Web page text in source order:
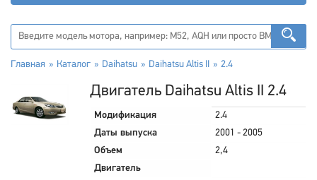
Главная Каталог Daihatsu Daihatsu Altis II 2.4
Двигатель Daihatsu Altis II 2.4
Модификация
2.4
Даты выпуска
2001 - 2005
Объем
2,4
Двигатель